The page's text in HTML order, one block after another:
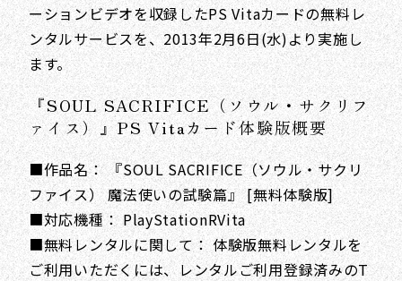
ーションビデオを収録したPS Vitaカードの無料レ
ンタルサービスを、2013年2月6日(水)より実施し
ます。
『SOUL SACRIFICE（ソウル・サクリフ
ァイス）』PS Vitaカード体験版概要
■作品名： 『SOUL SACRIFICE（ソウル・サクリ
ファイス） 魔法使いの試験篇』 [無料体験版]
■対応機種： PlayStationRVita
■無料レンタルに関して： 体験版無料レンタルを
ご利用いただくには、レンタルご利用登録済みのT